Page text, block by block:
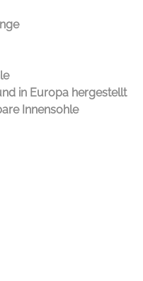
in Europa hergestellt
Innensohle